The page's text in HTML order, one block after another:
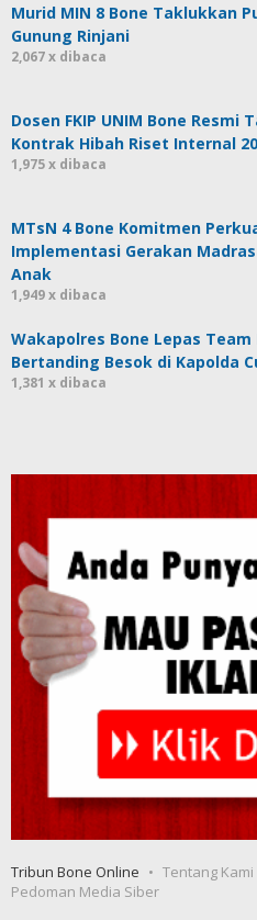
Murid MIN 8 Bone Taklukkan
Gunung Rinjani
2,067 x dibaca
Dosen FKIP UNIM Bone Resmi
Kontrak Hibah Riset Internal
1,975 x dibaca
MTsN 4 Bone Komitmen
Implementasi Gerakan
Anak
1,949 x dibaca
Wakapolres Bone Lepas Team
Bertanding Besok di Kapolda
1,381 x dibaca
Tribun Bone Online Tentang Kami
Pedoman Media Siber